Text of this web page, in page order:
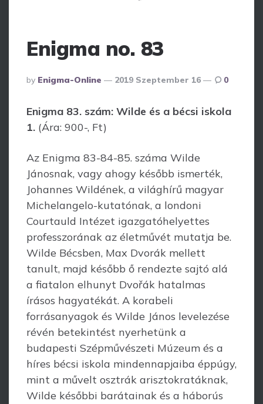
Enigma no. 83
Posted
By
By Enigma-Online 2019 Szeptember 16 0
Enigma 83. szám: Wilde és a bécsi iskola
1. (Ára: 900-, Ft)
Az Enigma 83-84-85. száma Wilde
Jánosnak, vagy ahogy később ismerték,
Johannes Wildének, a világhírű magyar
Michelangelo-kutatónak, a londoni
Courtauld Intézet igazgatóhelyettes
professzorának az életművét mutatja be.
Wilde Bécsben, Max Dvorák mellett
tanult, majd később ő rendezte sajtó alá
a fiatalon elhunyt Dvořák hatalmas
írásos hagyatékát. A korabeli
forrásanyagok és Wilde János levelezése
révén betekintést nyerhetünk a
budapesti Szépművészeti Múzeum és a
híres bécsi iskola mindennapjaiba éppúgy,
mint a művelt osztrák arisztokratáknak,
Wilde későbbi barátainak és a háborús